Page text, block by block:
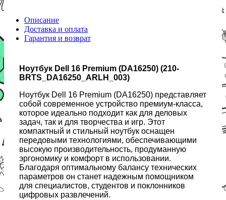
Описание
Доставка и оплата
Гарантия и возврат
Ноутбук Dell 16 Premium (DA16250) (210-
BRTS_DA16250_ARLH_003)
Ноутбук Dell 16 Premium (DA16250) представляет
собой современное устройство премиум-класса,
которое идеально подходит как для деловых
задач, так и для творчества и игр. Этот
компактный и стильный ноутбук оснащен
передовыми технологиями, обеспечивающими
высокую производительность, продуманную
эргономику и комфорт в использовании.
Благодаря оптимальному балансу технических
параметров он станет надежным помощником
для специалистов, студентов и поклонников
цифровых развлечений.